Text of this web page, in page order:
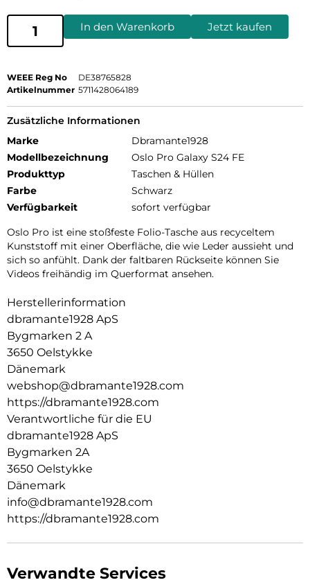
In den Warenkorb Jetzt kaufen
WEEE Reg No
DE38765828
Artikelnummer 5711428064189
Zusätzliche Informationen
Marke
Dbramante1928
Modellbezeichnung
Oslo Pro Galaxy S24 FE
Produkttyp
Taschen & Hüllen
Farbe
Schwarz
Verfügbarkeit
sofort verfügbar
Oslo Pro ist eine stoßfeste Folio-Tasche aus recyceltem
Kunststoff mit einer Oberfläche, die wie Leder aussieht und
sich so anfühlt. Dank der faltbaren Rückseite können Sie
Videos freihändig im Querformat ansehen.
Herstellerinformation
dbramante1928 ApS
Bygmarken 2 A
3650 Oelstykke
Dänemark
webshop@dbramante1928.com
https://dbramante1928.com
Verantwortliche für die EU
dbramante1928 ApS
Bygmarken 2A
3650 Oelstykke
Dänemark
info@dbramante1928.com
https://dbramante1928.com
Verwandte Services